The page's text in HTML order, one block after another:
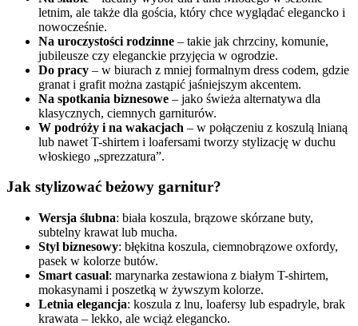
letnim, ale także dla gościa, który chce wyglądać elegancko i
nowocześnie.
Na uroczystości rodzinne – takie jak chrzciny, komunie,
jubileusze czy eleganckie przyjęcia w ogrodzie.
Do pracy – w biurach z mniej formalnym dress codem, gdzie
granat i grafit można zastąpić jaśniejszym akcentem.
Na spotkania biznesowe – jako świeża alternatywa dla
klasycznych, ciemnych garniturów.
W podróży i na wakacjach – w połączeniu z koszulą lnianą
lub nawet T-shirtem i loafersami tworzy stylizację w duchu
włoskiego „sprezzatura”.
Jak stylizować beżowy garnitur?
Wersja ślubna: biała koszula, brązowe skórzane buty,
subtelny krawat lub mucha.
Styl biznesowy: błękitna koszula, ciemnobrązowe oxfordy,
pasek w kolorze butów.
Smart casual: marynarka zestawiona z białym T-shirtem,
mokasynami i poszetką w żywszym kolorze.
Letnia elegancja: koszula z lnu, loafersy lub espadryle, brak
krawata – lekko, ale wciąż elegancko.